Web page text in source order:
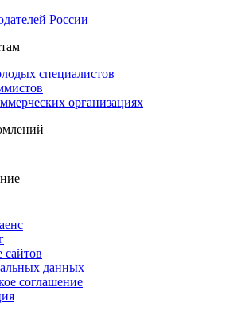
России
специалистов
организациях
сайтов
данных
соглашение